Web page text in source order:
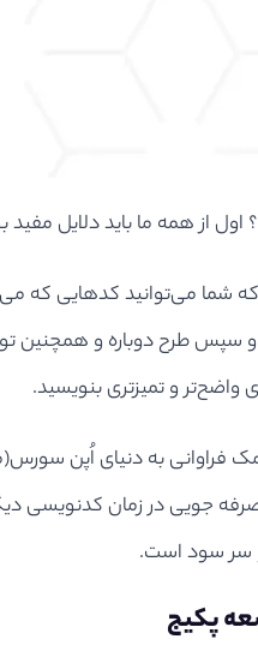
اول از همه ما باید دلایل
شما می‌توانید کدهایی که
سپس طرح دوباره و همچنین
و تمیزتری بنویسید.
فراوانی به دنیای اُپن
جویی در زمان کدنویسی
سر سود است.
پکیج